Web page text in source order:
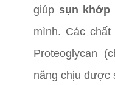
giúp sụn khớp
mình. Các
Proteoglycan
năng chịu được